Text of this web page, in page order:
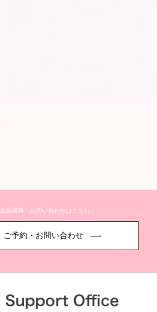
詳しく見る
出張講座・お問い合わせはこちら
ご予約・お問い合わせ